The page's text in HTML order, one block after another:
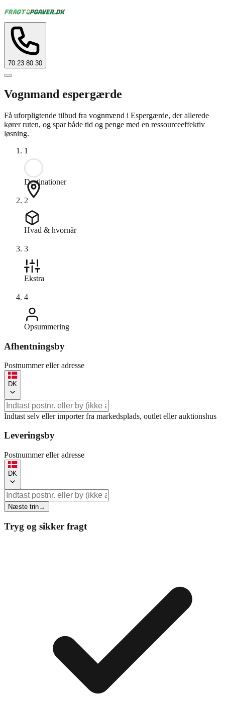
70 23 80 30
Vognmand espergærde
Få uforpligtende tilbud fra vognmænd i Espergærde, der allerede
kører ruten, og spar både tid og penge med en ressourceeffektiv
løsning.
1
Destinationer
2
Hvad & hvornår
3
Ekstra
4
Opsummering
Afhentningsby
Postnummer eller adresse
DK
Indtast selv eller importer fra markedsplads, outlet eller auktionshus
Leveringsby
Postnummer eller adresse
DK
Næste trin→
Tryg og sikker fragt